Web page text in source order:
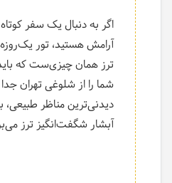
اگر به دنبال یک سفر کوتاه
آرامش هستید، تور
ترز همان چیزی‌ست که
شما را از شلوغی تهران جدا
دیدنی‌ترین مناظر
آبشار شگفت‌انگیز ترز